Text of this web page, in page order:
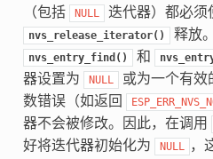
（包括
NULL 迭代器）都必须
nvs_release_iterator() 释放
nvs_entry_find() 和
器设置为
NULL
或为一个有效
数错误（如返回
器不会被修改。因此，在调用
好将迭代器初始化为
NULL ，